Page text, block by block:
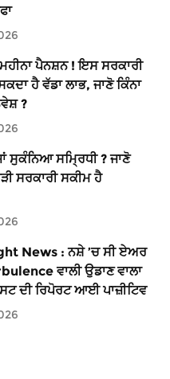
ਪੈਨਸ਼ਨ ! ਇਸ ਸਰਕਾਰੀ
ਹੈ ਵੱਡਾ ਲਾਭ, ਜਾਣੋ ਕਿੰਨਾ
?
ਸੁਕੰਨਿਆ ਸਮ੍ਰਿਧੀ ? ਜਾਣੋ
ਸਰਕਾਰੀ ਸਕੀਮ ਹੈ
News : ਨਸ਼ੇ ’ਚ ਸੀ ਏਅਰ
ਵਾਲੀ ਉਡਾਣ ਵਾਲਾ
ਦੀ ਰਿਪੋਰਟ ਆਈ ਪਾਜ਼ੀਟਿਵ